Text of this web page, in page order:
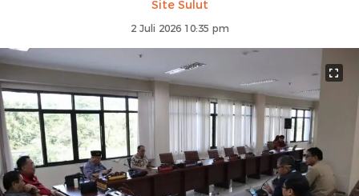
Site Sulut
2 Juli 2026 10:35 pm